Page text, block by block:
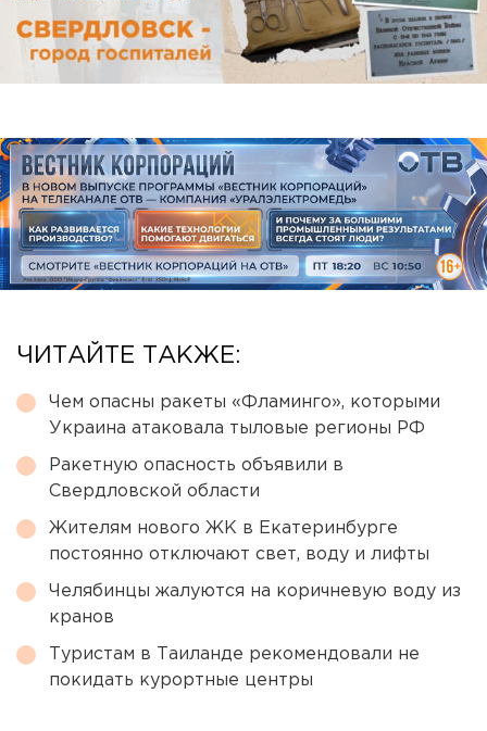
ЧИТАЙТЕ ТАКЖЕ:
Чем опасны ракеты «Фламинго», которыми
Украина атаковала тыловые регионы РФ
Ракетную опасность объявили в
Свердловской области
Жителям нового ЖК в Екатеринбурге
постоянно отключают свет, воду и лифты
Челябинцы жалуются на коричневую воду из
кранов
Туристам в Таиланде рекомендовали не
покидать курортные центры